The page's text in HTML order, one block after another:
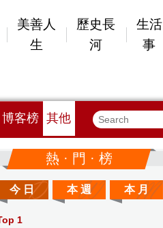
美善人
生
歷史長
河
生活
事
博客榜 其他
熱 · 門 · 榜
今 日 本 週 本 月
1